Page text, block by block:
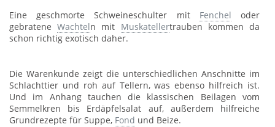
Eine geschmorte Schweineschulter mit Fenchel oder
gebrateneWachteln mit Muskatellertrauben kommen da
schon richtig exotisch daher.
Die Warenkunde zeigt die unterschiedlichen Anschnitte im
Schlachttier und roh auf Tellern, was ebenso hilfreich ist.
Und im Anhang tauchen die klassischen Beilagen vom
Semmelkren bis Erdäpfelsalat auf, außerdem hilfreiche
Grundrezepte für Suppe, Fond und Beize.